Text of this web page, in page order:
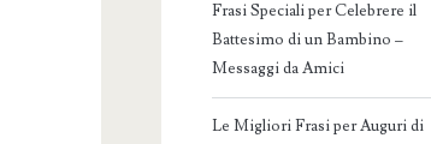
Frasi Speciali per Celebrere il
Battesimo di un Bambino –
Messaggi da Amici
Le Migliori Frasi per Auguri di